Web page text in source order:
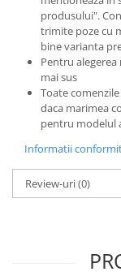
produsului".
trimite poze cu
bine varianta
Pentru
mai sus
Toate
daca marimea
pentru modelul
Informatii
Review-uri(0)